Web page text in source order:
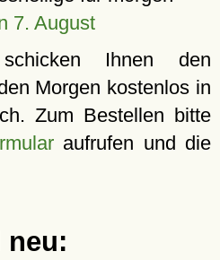
7. August
Ihnen den
Morgen kostenlos in
Zum Bestellen bitte
aufrufen und die
neu: